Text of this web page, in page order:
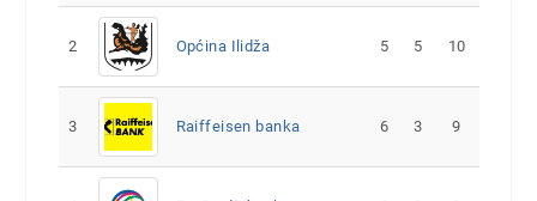
2 Općina Ilidža 5 5 10
3 Raiffeisen banka 6 3 9